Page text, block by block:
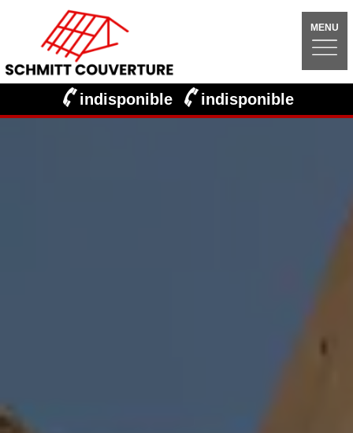
MENU
indisponible indisponible